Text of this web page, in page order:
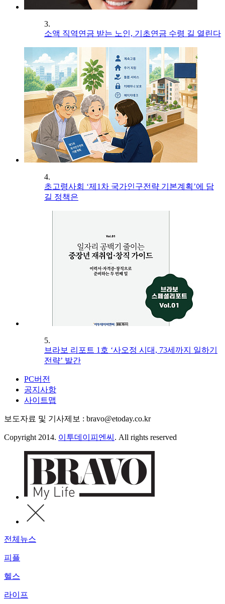
3.
소액 직역연금 받는 노인, 기초연금 수령 길 열린다
4.
초고령사회 ‘제1차 국가인구전략 기본계획’에 담
길 정책은
5.
브라보 리포트 1호 ‘사오정 시대, 73세까지 일하기
전략’ 발간
PC버전
공지사항
사이트맵
보도자료 및 기사제보 : bravo@etoday.co.kr
Copyright 2014. 이투데이피엔씨 . All rights reserved
전체뉴스
피플
헬스
라이프